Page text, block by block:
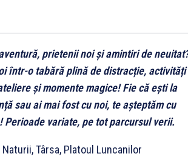
prietenii noi și amintiri de
într-o tabără plină de distracție,
și momente magice! Fie că ești la
sau ai mai fost cu noi, te așteptăm cu
Perioade variate, pe tot parcursul verii.
Naturii, Târsa, Platoul Luncanilor